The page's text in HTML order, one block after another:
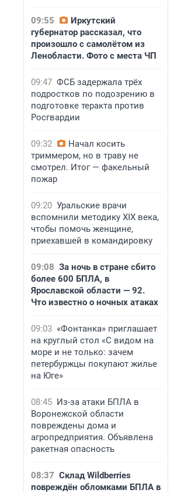
09:55
Иркутский
губернатор рассказал, что
произошло с самолётом из
Ленобласти. Фото с места ЧП
09:47 ФСБ задержала трёх
подростков по подозрению в
подготовке теракта против
Росгвардии
09:32
Начал косить
триммером, но в траву не
смотрел. Итог — факельный
пожар
09:20 Уральские врачи
вспомнили методику XIX века,
чтобы помочь женщине,
приехавшей в командировку
09:08 За ночь в стране сбито
более 600 БПЛА, в
Ярославской области — 92.
Что известно о ночных атаках
09:03 «Фонтанка» приглашает
на круглый стол «С видом на
море и не только: зачем
петербуржцы покупают жилье
на Юге»
08:45 Из-за атаки БПЛА в
Воронежской области
повреждены дома и
агропредприятия. Объявлена
ракетная опасность
08:37 Склад Wildberries
повреждён обломками БПЛА в